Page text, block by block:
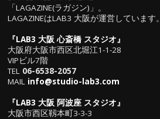
「LAGAZINE(ラガジン)」。
LAGAZINEはLAB3 大阪が運営しています。
『LAB3 大阪 心斎橋 スタジオ』
大阪府大阪市西区北堀江1-1-28
VIPビル7階
TEL 06-6538-2057
MAIL info@studio-lab3.com
『LAB3 大阪 阿波座 スタジオ』
大阪市西区靱本町3-3-3